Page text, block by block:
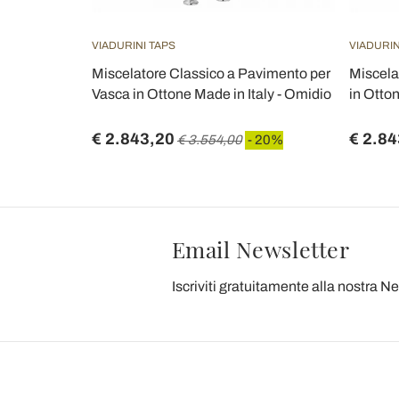
VIADURINI TAPS
Miscelatore Classico a Pavimento per
Vasca in Ottone Made in Italy - Omidio
€ 2.843,20 € 3.554,00 - 20%
in
€
Email Newsletter
Iscriviti gratuitamente alla nostra